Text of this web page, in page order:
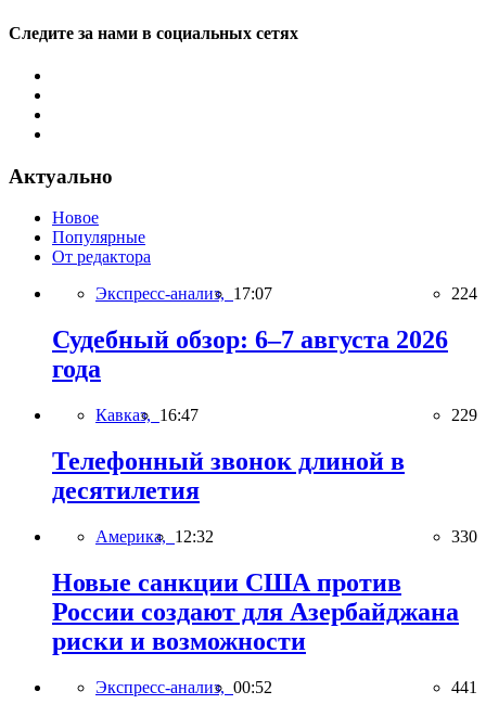
Следите за нами в социальных сетях
Актуально
Новое
Популярные
От редактора
Экспресс-анализ, 17:07 224
Судебный обзор: 6–7 августа 2026
года
Кавказ, 16:47 229
Телефонный звонок длиной в
десятилетия
Америка, 12:32 330
Новые санкции США против
России создают для Азербайджана
риски и возможности
Экспресс-анализ, 00:52 441